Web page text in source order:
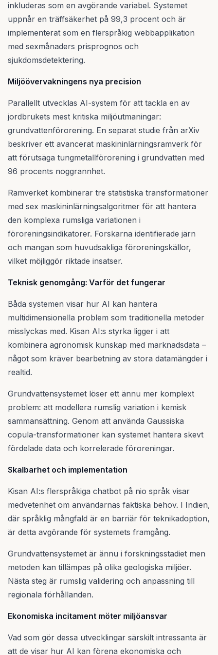
inkluderas som en avgörande variabel. Systemet
uppnår en träffsäkerhet på 99,3 procent och är
implementerat som en flerspråkig webbapplikation
med sexmånaders prisprognos och
sjukdomsdetektering.
Miljöövervakningens nya precision
Parallellt utvecklas AI-system för att tackla en av
jordbrukets mest kritiska miljöutmaningar:
grundvattenförorening. En separat studie från arXiv
beskriver ett avancerat maskininlärningsramverk för
att förutsäga tungmetallförorening i grundvatten med
96 procents noggrannhet.
Ramverket kombinerar tre statistiska transformationer
med sex maskininlärningsalgoritmer för att hantera
den komplexa rumsliga variationen i
föroreningsindikatorer. Forskarna identifierade järn
och mangan som huvudsakliga föroreningskällor,
vilket möjliggör riktade insatser.
Teknisk genomgång: Varför det fungerar
Båda systemen visar hur AI kan hantera
multidimensionella problem som traditionella metoder
misslyckas med. Kisan AI:s styrka ligger i att
kombinera agronomisk kunskap med marknadsdata –
något som kräver bearbetning av stora datamängder i
realtid.
Grundvattensystemet löser ett ännu mer komplext
problem: att modellera rumslig variation i kemisk
sammansättning. Genom att använda Gaussiska
copula-transformationer kan systemet hantera skevt
fördelade data och korrelerade föroreningar.
Skalbarhet och implementation
Kisan AI:s flerspråkiga chatbot på nio språk visar
medvetenhet om användarnas faktiska behov. I Indien,
där språklig mångfald är en barriär för teknikadoption,
är detta avgörande för systemets framgång.
Grundvattensystemet är ännu i forskningsstadiet men
metoden kan tillämpas på olika geologiska miljöer.
Nästa steg är rumslig validering och anpassning till
regionala förhållanden.
Ekonomiska incitament möter miljöansvar
Vad som gör dessa utvecklingar särskilt intressanta är
att de visar hur AI kan förena ekonomiska och